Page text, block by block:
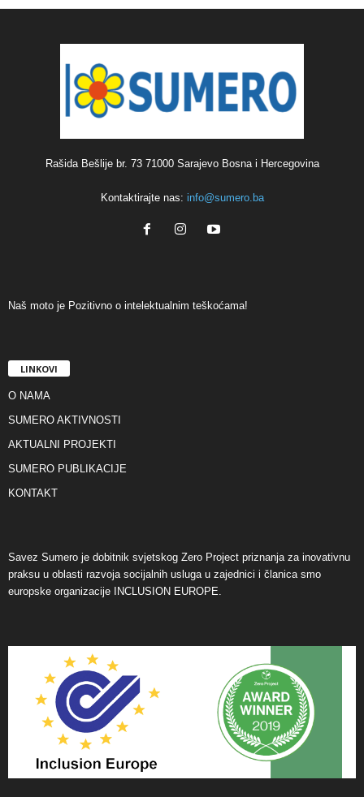
Rašida Bešlije br. 73 71000 Sarajevo Bosna i Hercegovina
Kontaktirajte nas: info@sumero.ba
Naš moto je Pozitivno o intelektualnim teškoćama!
LINKOVI
O NAMA
SUMERO AKTIVNOSTI
AKTUALNI PROJEKTI
SUMERO PUBLIKACIJE
KONTAKT
Savez Sumero je dobitnik svjetskog Zero Project priznanja za inovativnu
praksu u oblasti razvoja socijalnih usluga u zajednici i članica smo
europske organizacije INCLUSION EUROPE.